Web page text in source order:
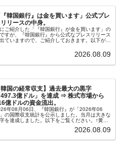
『韓国銀行』は金を買います」公式プレ
リースの中身。
ご紹介した「『韓国銀行』が金を買います」の
すが、『韓国銀行』から公式なプレスリリース
ていますので、ご紹介しておきます。以下が全
協力体制を構築□『韓国銀行』は、国内生産金の
2026.08.09
韓国の経常収支】過去最大の黒字
497.3億ドル」を達成 ⇒ 株式市場から
億ドルの資金流出。
年08月06日、『韓国銀行』が「2026年06
の国際収支統計を公示しました。当月は大きな
を達成しました。以下をご覧ください。↑黄色
経常収支です。2026年06月貿易収支：4...
2026.08.09